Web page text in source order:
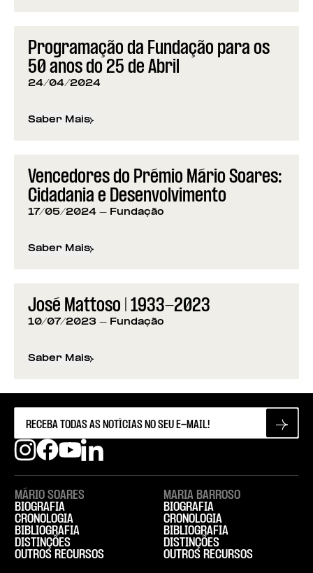
Programação da Fundação para os
50 anos do 25 de Abril
24/04/2024
Saber Mais
sobre Programação da Fundação para os 50 anos
Vencedores do Prémio Mário Soares:
Cidadania e Desenvolvimento
17/05/2024 - Fundação
Saber Mais
sobre Vencedores do Prémio Mário Soares:
José Mattoso | 1933-2023
10/07/2023 - Fundação
Saber Mais
sobre José Mattoso | 1933-2023
MÁRIO SOARES
BIOGRAFIA
CRONOLOGIA
BIBLIOGRAFIA
DISTINÇÕES
OUTROS RECURSOS
MARIA BARROSO
BIOGRAFIA
CRONOLOGIA
BIBLIOGRAFIA
DISTINÇÕES
OUTROS RECURSOS